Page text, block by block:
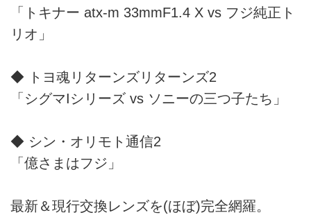
「トキナー atx-m 33mmF1.4 X vs フジ純正ト
リオ」
◆ トヨ魂リターンズリターンズ2
「シグマIシリーズ vs ソニーの三つ子たち」
◆ シン・オリモト通信2
「億さまはフジ」
最新＆現行交換レンズを(ほぼ)完全網羅。